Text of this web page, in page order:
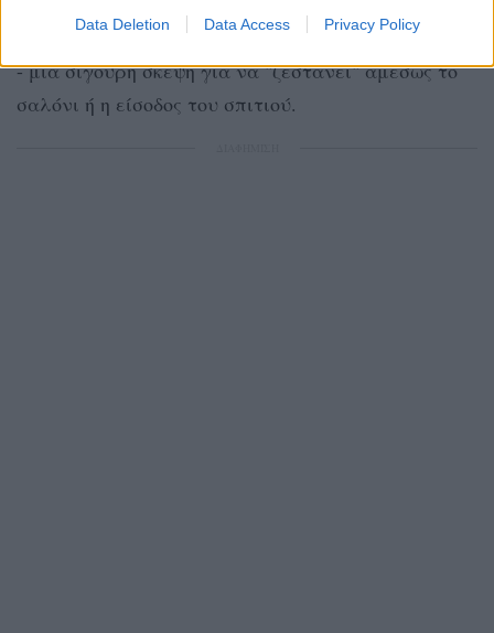
Data Deletion Data Access Privacy Policy
Κάδρα με φωτογραφίες και poster ως το ταβάνι
- μια σίγουρη σκέψη για να "ζεστάνει" αμέσως το
σαλόνι ή η είσοδος του σπιτιού.